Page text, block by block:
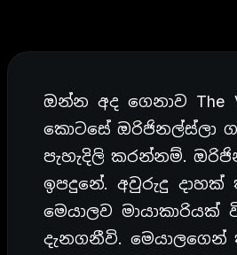
ඔන්න අද ගෙනාව The
කොටසේ ඔරිජිනල්ස්ලා
පැහැදිලි කරන්නම්.
ඉපදුනේ. අවුරුදු දාහක්
මෙයාලව මායාකාරියක්
දැනගනීවි.